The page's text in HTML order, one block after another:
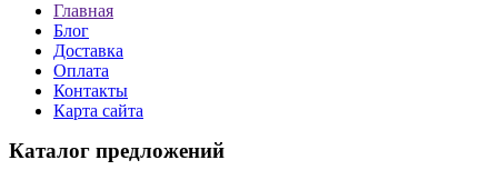
Главная
Блог
Доставка
Оплата
Контакты
Карта сайта
Каталог предложений